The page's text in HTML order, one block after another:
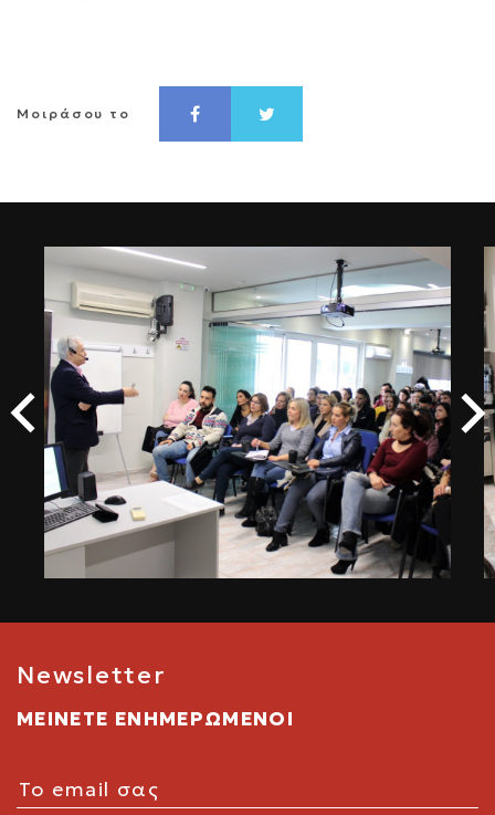
Μοιράσου το
Newsletter
ΜΕΙΝΕΤΕ ΕΝΗΜΕΡΩΜΕΝΟΙ